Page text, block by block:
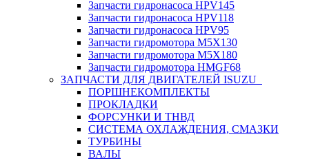
Запчасти гидронасоса HPV145
Запчасти гидронасоса HPV118
Запчасти гидронасоса HPV95
Запчасти гидромотора M5X130
Запчасти гидромотора M5X180
Запчасти гидромотора HMGF68
ЗАПЧАСТИ ДЛЯ ДВИГАТЕЛЕЙ ISUZU
ПОРШНЕКОМПЛЕКТЫ
ПРОКЛАДКИ
ФОРСУНКИ И ТНВД
СИСТЕМА ОХЛАЖДЕНИЯ, СМАЗКИ
ТУРБИНЫ
ВАЛЫ